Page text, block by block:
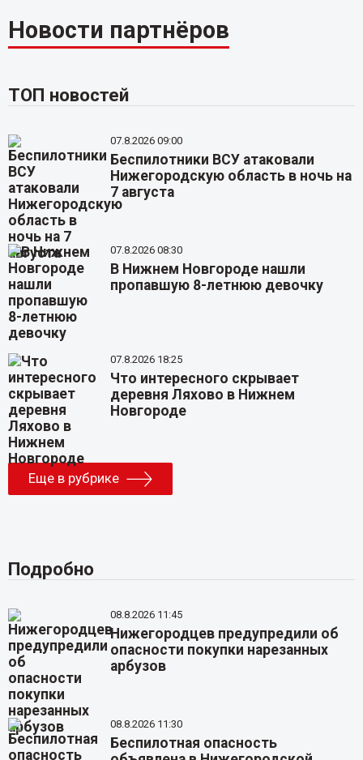
Новости партнёров
ТОП новостей
07.8.2026 09:00
Беспилотники ВСУ атаковали
Нижегородскую область в ночь на
7 августа
07.8.2026 08:30
В Нижнем Новгороде нашли
пропавшую 8-летнюю девочку
07.8.2026 18:25
Что интересного скрывает
деревня Ляхово в Нижнем
Новгороде
Еще в рубрике
Подробно
08.8.2026 11:45
Нижегородцев предупредили об
опасности покупки нарезанных
арбузов
08.8.2026 11:30
Беспилотная опасность